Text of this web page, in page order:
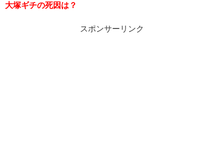
大塚ギチの死因は？
スポンサーリンク